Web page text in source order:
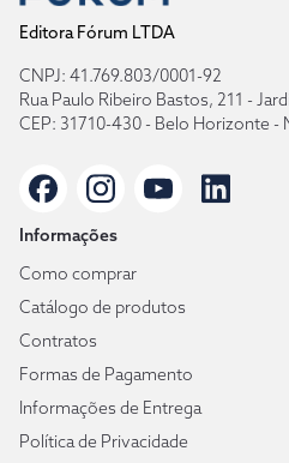
Editora Fórum LTDA
CNPJ: 41.769.803/0001-92
Rua Paulo Ribeiro Bastos, 211 -
CEP: 31710-430 - Belo Horizonte -
Informações
Como comprar
Catálogo de produtos
Contratos
Formas de Pagamento
Informações de Entrega
Política de Privacidade